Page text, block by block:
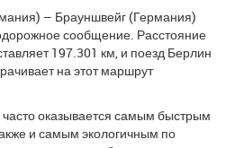
– Брауншвейг (Германия)
сообщение. Расстояние
197.301 км, и поезд Берлин
на этот маршрут
оказывается самым быстрым
и самым экологичным по